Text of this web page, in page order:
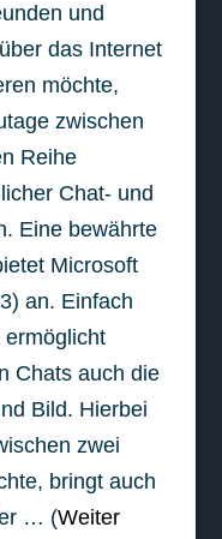
und
das Internet
möchte,
zwischen
Reihe
Chat- und
Eine bewährte
Microsoft
an. Einfach
Chats auch die
Bild. Hierbei
zwei
bringt auch
… (Weiter